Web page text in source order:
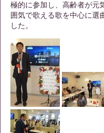
極的に参加し、高齢者が元
囲気で歌える歌を中心に選
した。